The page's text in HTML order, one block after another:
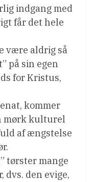
indgang med
får det hele
være aldrig så
på sin egen
for Kristus,
kommer
mørk kulturel
af ængstelse
tørster mange
den evige,